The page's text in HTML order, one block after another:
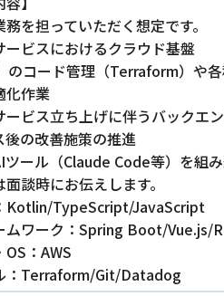
を担っていただく想定です。
ービスにおけるクラウド基盤
）のコード管理（Terraform）や
化作業
ービス立ち上げに伴うバックエ
後の改善施策の推進
ツール（Claude Code等）を組
談時にお伝えします。
Kotlin/TypeScript/JavaScript
ムワーク：Spring Boot/Vue.js/
OS：AWS
：Terraform/Git/Datadog